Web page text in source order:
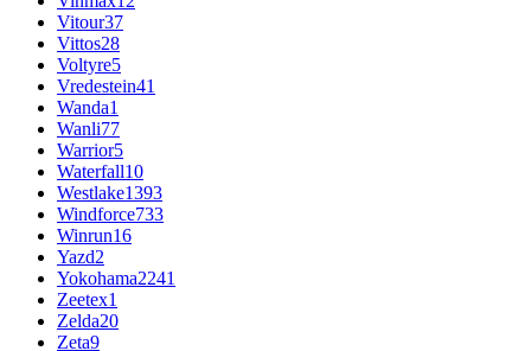
Vitour37
Vittos28
Voltyre5
Vredestein41
Wanda1
Wanli77
Warrior5
Waterfall10
Westlake1393
Windforce733
Winrun16
Yazd2
Yokohama2241
Zeetex1
Zelda20
Zeta9